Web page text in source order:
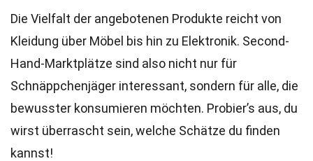
Die Vielfalt der angebotenen Produkte reicht von
Kleidung über Möbel bis hin zu Elektronik. Second-
Hand-Marktplätze sind also nicht nur für
Schnäppchenjäger interessant, sondern für alle, die
bewusster konsumieren möchten. Probier’s aus, du
wirst überrascht sein, welche Schätze du finden
kannst!